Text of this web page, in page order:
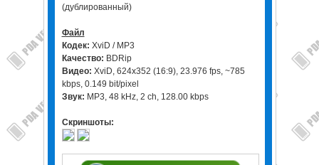
(дублированный)
Файл
Кодек: XviD / MP3
Качество: BDRip
Видео: XviD, 624x352 (16:9), 23.976 fps, ~785
kbps, 0.149 bit/pixel
Звук: MP3, 48 kHz, 2 ch, 128.00 kbps
Скриншоты: